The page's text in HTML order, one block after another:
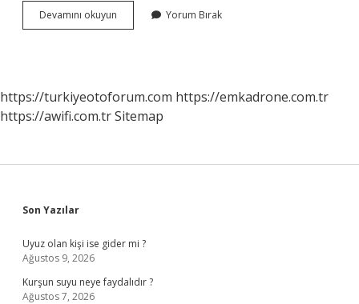
Devamını okuyun
Neden
Yorum Bırak
https://turkiyeotoforum.com https://emkadrone.com.tr
https://awifi.com.trSitemap
Sidebar
Son Yazılar
Uyuz olan kişi ise gider mi ?
Ağustos 9, 2026
Kurşun suyu neye faydalıdır ?
Ağustos 7, 2026